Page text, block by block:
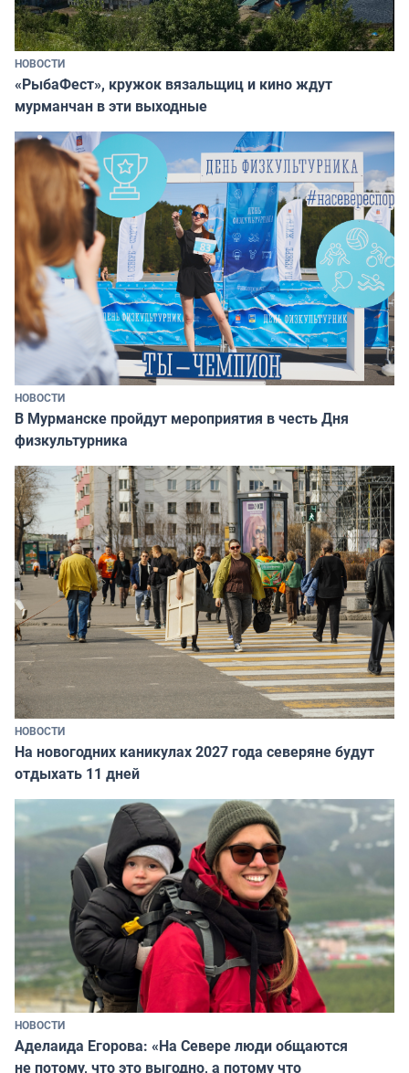
НОВОСТИ
«РыбаФест», кружок вязальщиц и кино ждут
мурманчан в эти выходные
НОВОСТИ
В Мурманске пройдут мероприятия в честь Дня
физкультурника
НОВОСТИ
На новогодних каникулах 2027 года северяне будут
отдыхать 11 дней
НОВОСТИ
Аделаида Егорова: «На Севере люди общаются
не потому, что это выгодно, а потому что